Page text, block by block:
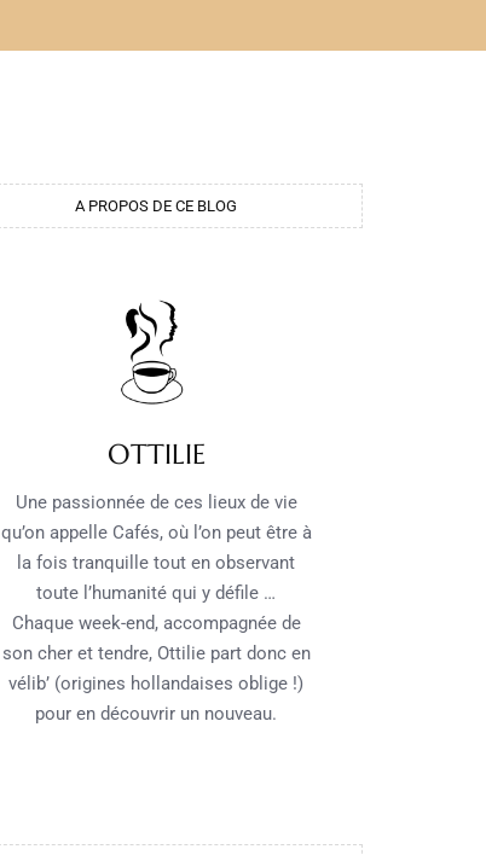
A PROPOS DE CE BLOG
OTTILIE
Une passionnée de ces lieux de vie
qu’on appelle Cafés, où l’on peut être à
la fois tranquille tout en observant
toute l’humanité qui y défile …
Chaque week-end, accompagnée de
son cher et tendre, Ottilie part donc en
vélib’ (origines hollandaises oblige !)
pour en découvrir un nouveau.